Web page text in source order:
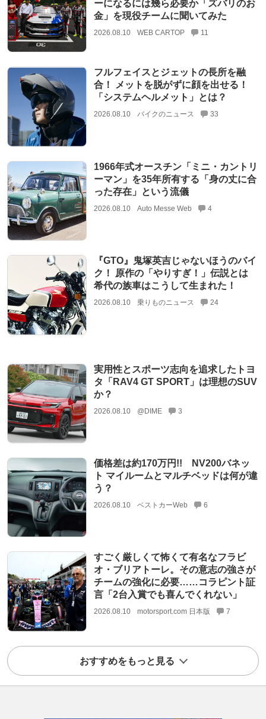
ーになるには幾ら必要か「ズバリのお
金」を現役チームに聞いてみた
2026.08.10 WEB CARTOP 11
フルフェイスとジェットの長所を融
合！ メットを脱がずに顔を出せる！
「システムヘルメット」とは？
2026.08.10 バイクのニュース 33
1966年式オースチン「ミニ・カントリ
ーマン」を35年所有する「身の丈に合
った存在」という流儀
2026.08.10 Auto Messe Web 4
『GTO』鬼塚英吉じゃないほうのバイ
ク！ 原作の「やりすぎ！」伝説とは
希代の族車はこうして生まれた！
2026.08.10 乗りものニュース 24
実用性とスポーツ志向を追求したトヨ
タ「RAV4 GT SPORT」は理想のSUV
か？
2026.08.10 @DIME 3
価格差は約170万円!! NV200バネッ
ト マイルームとマルチベッドは何が違
う？
2026.08.10 ベストカーWeb 6
すごく厳しくて怖くて有名なフラビ
オ・ブリアトーレ。その意志の強さが
チームの強化に必要……コラピント証
言「2台入賞でも喜んでくれない」
2026.08.10 motorsport.com 日本版 7
おすすめをもっと見る